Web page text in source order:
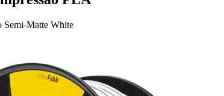
Semi-Matte White